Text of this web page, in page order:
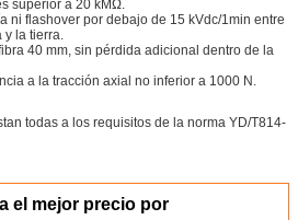
superior a 20 kMΩ.
ni flashover por debajo de 15 kVdc/1min entre
y la tierra.
40 mm, sin pérdida adicional dentro de la
a la tracción axial no inferior a 1000 N.
todas a los requisitos de la norma YD/T814-
el mejor precio por